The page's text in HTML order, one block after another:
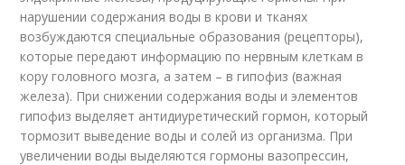
нарушении содержания воды в крови и тканях
возбуждаются специальные образования (рецепторы),
которые передают информацию по нервным клеткам в
кору головного мозга, а затем – в гипофиз (важная
железа). При снижении содержания воды и элементов
гипофиз выделяет антидиуретический гормон, который
тормозит выведение воды и солей из организма. При
увеличении воды выделяются гормоны вазопрессин,